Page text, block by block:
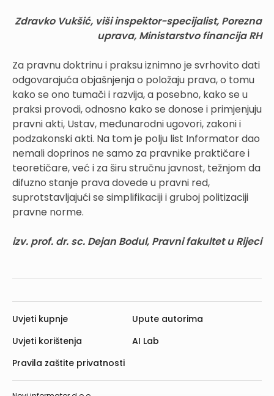
Zdravko Vukšić, viši inspektor-specijalist, Porezna
uprava, Ministarstvo financija RH
Za pravnu doktrinu i praksu iznimno je svrhovito dati
odgovarajuća objašnjenja o položaju prava, o tomu
kako se ono tumači i razvija, a posebno, kako se u
praksi provodi, odnosno kako se donose i primjenjuju
pravni akti, Ustav, međunarodni ugovori, zakoni i
podzakonski akti. Na tom je polju list Informator dao
nemali doprinos ne samo za pravnike praktičare i
teoretičare, već i za širu stručnu javnost, težnjom da
difuzno stanje prava dovede u pravni red,
suprotstavljajući se simplifikaciji i gruboj politizaciji
pravne norme.
izv. prof. dr. sc. Dejan Bodul, Pravni fakultet u Rijeci
Uvjeti kupnje
Uvjeti korištenja
Pravila zaštite privatnosti
Upute autorima
AI Lab